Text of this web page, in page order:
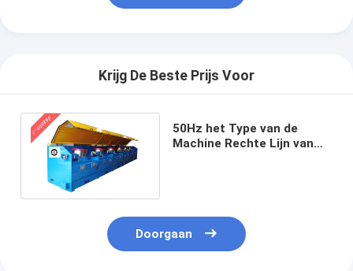
Krijg De Beste Prijs Voor
50Hz het Type van de
Machine Rechte Lijn van
Doorgaan